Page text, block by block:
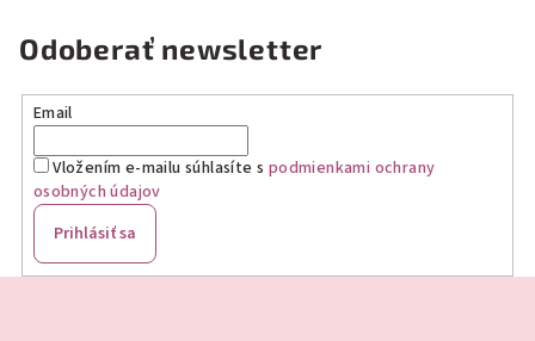
Odoberať newsletter
Email
Vložením e-mailu súhlasíte s podmienkami ochrany
osobných údajov
Prihlásiť sa